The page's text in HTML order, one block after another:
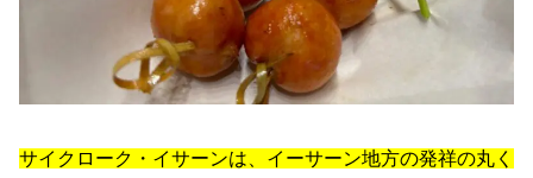
サイクローク・イサーンは、イーサーン地方の発祥の丸く